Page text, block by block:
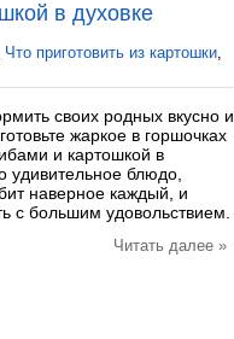
в духовке
Что приготовить из картошки,
своих родных вкусно и
жаркое в горшочках
и картошкой в
удивительное блюдо,
наверное каждый, и
с большим удовольствием.
Читать далее »